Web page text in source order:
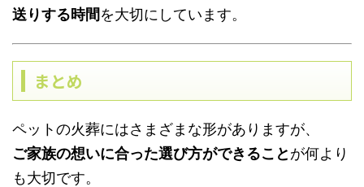
送りする時間を大切にしています。
まとめ
ペットの火葬にはさまざまな形がありますが、
ご家族の想いに合った選び方ができることが何より
も大切です。